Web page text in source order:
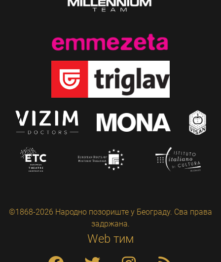
©1868-2026 Народно позориште у Београду. Сва права
задржана.
Web тим